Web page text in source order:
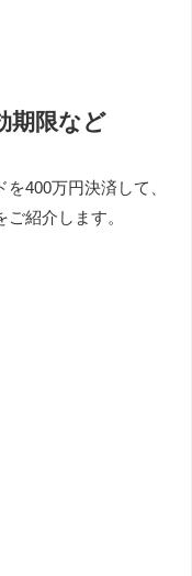
期限など
400万円決済して、
紹介します。